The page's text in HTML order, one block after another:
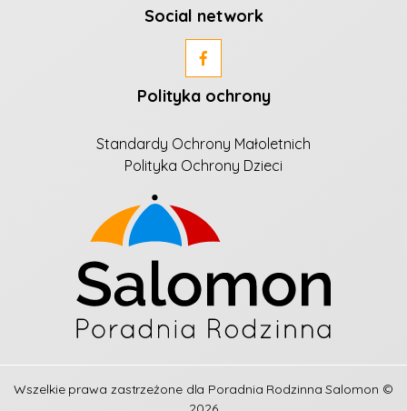
Social network
Polityka ochrony
Standardy Ochrony Małoletnich
Polityka Ochrony Dzieci
Wszelkie prawa zastrzeżone dla Poradnia Rodzinna Salomon ©